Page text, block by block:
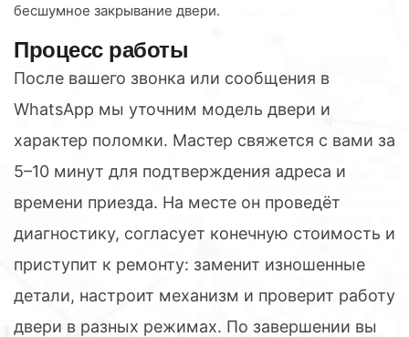
бесшумное закрывание двери.
Процесс работы
После вашего звонка или сообщения в
WhatsApp мы уточним модель двери и
характер поломки. Мастер свяжется с вами за
5–10 минут для подтверждения адреса и
времени приезда. На месте он проведёт
диагностику, согласует конечную стоимость и
приступит к ремонту: заменит изношенные
детали, настроит механизм и проверит работу
двери в разных режимах. По завершении вы